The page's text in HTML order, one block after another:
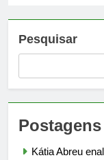
Pesquisar
Kátia Abreu